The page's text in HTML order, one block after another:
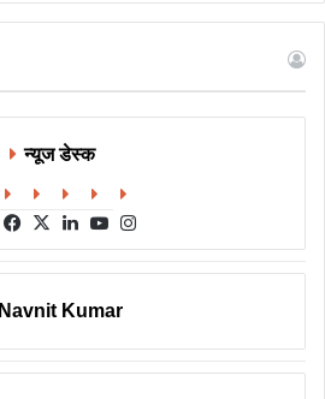
न्यूज डेस्क
WebsiteFacebook
X LinkedInYouTube
Navnit Kumar